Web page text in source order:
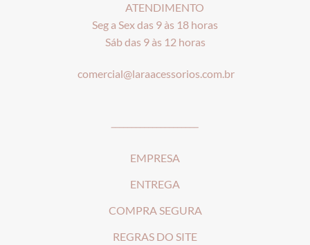
ATENDIMENTO
Seg a Sex das 9 às 18 horas
Sáb das 9 às 12 horas
comercial@laraacessorios.com.br
EMPRESA
ENTREGA
COMPRA SEGURA
REGRAS DO SITE